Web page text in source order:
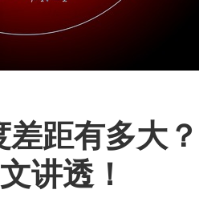
距有多大？
讲透！